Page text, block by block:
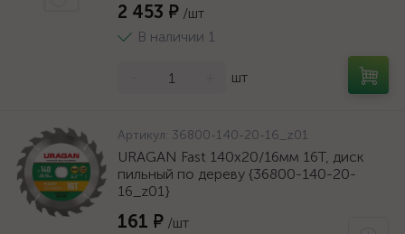
2 453 ₽ /шт
В наличии 1
шт
Артикул: 36800-140-20-16_z01
URAGAN Fast 140x20/16мм 16Т, диск
пильный по дереву {36800-140-20-
16_z01}
161 ₽ /шт